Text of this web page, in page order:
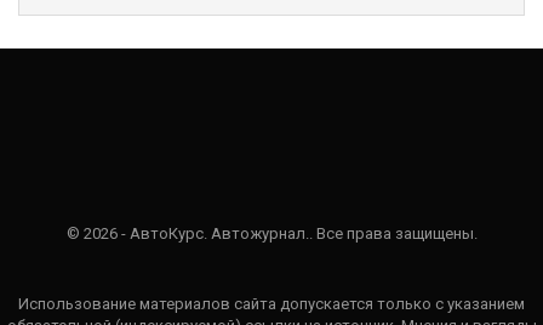
© 2026 - АвтоКурс. Автожурнал.. Все права защищены.
Использование материалов сайта допускается только с указанием